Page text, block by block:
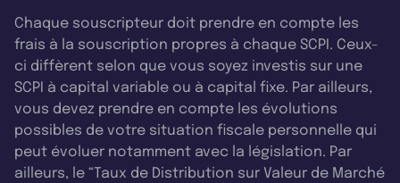
Chaque souscripteur doit prendre en compte les
frais à la souscription propres à chaque SCPI. Ceux-
ci diffèrent selon que vous soyez investis sur une
SCPI à capital variable ou à capital fixe. Par ailleurs,
vous devez prendre en compte les évolutions
possibles de votre situation fiscale personnelle qui
peut évoluer notamment avec la législation. Par
ailleurs, le “Taux de Distribution sur Valeur de Marché